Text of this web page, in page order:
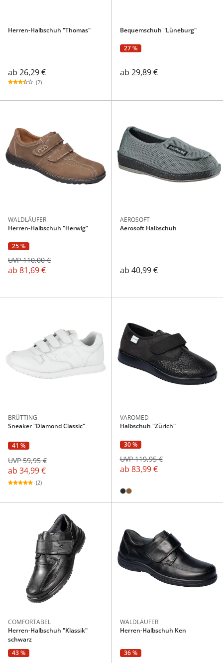
Herren-Halbschuh "Thomas"
ab 26,29 €
(2)
Bequemschuh "Lüneburg"
27 %
ab 29,89 €
WALDLÄUFER
Herren-Halbschuh "Herwig”
25 %
ab 81,69 €
UVP 110,00 €
AEROSOFT
Aerosoft Halbschuh
ab 40,99 €
BRÜTTING
Sneaker "Diamond Classic"
41 %
ab 34,99 €
UVP 59,95 €
(2)
VAROMED
Halbschuh "Zürich"
30 %
ab 83,99 €
UVP 119,95 €
COMFORTABEL
Herren-Halbschuh "Klassik"
schwarz
43 %
WALDLÄUFER
Herren-Halbschuh Ken
36 %